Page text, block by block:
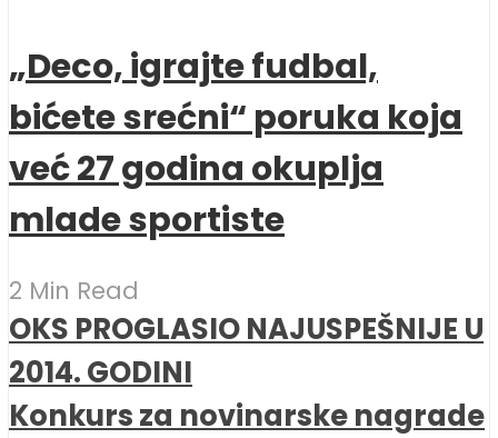
„Deco, igrajte fudbal,
bićete srećni“ poruka koja
već 27 godina okuplja
mlade sportiste
2 Min Read
OKS PROGLASIO NAJUSPEŠNIJE U
2014. GODINI
Konkurs za novinarske nagrade